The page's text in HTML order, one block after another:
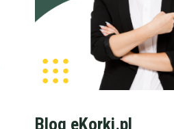
Blog eKorki.pl